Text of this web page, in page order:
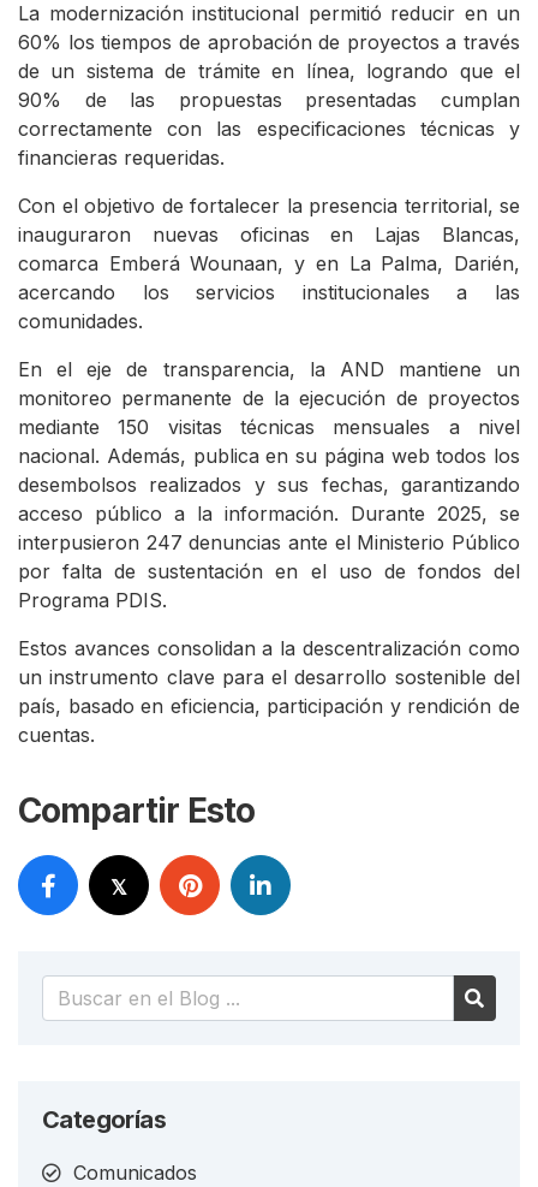
La modernización institucional permitió reducir en un
60% los tiempos de aprobación de proyectos a través
de un sistema de trámite en línea, logrando que el
90% de las propuestas presentadas cumplan
correctamente con las especificaciones técnicas y
financieras requeridas.
Con el objetivo de fortalecer la presencia territorial, se
inauguraron nuevas oficinas en Lajas Blancas,
comarca Emberá Wounaan, y en La Palma, Darién,
acercando los servicios institucionales a las
comunidades.
En el eje de transparencia, la AND mantiene un
monitoreo permanente de la ejecución de proyectos
mediante 150 visitas técnicas mensuales a nivel
nacional. Además, publica en su página web todos los
desembolsos realizados y sus fechas, garantizando
acceso público a la información. Durante 2025, se
interpusieron 247 denuncias ante el Ministerio Público
por falta de sustentación en el uso de fondos del
Programa PDIS.
Estos avances consolidan a la descentralización como
un instrumento clave para el desarrollo sostenible del
país, basado en eficiencia, participación y rendición de
cuentas.
Compartir Esto
Categorías
Comunicados